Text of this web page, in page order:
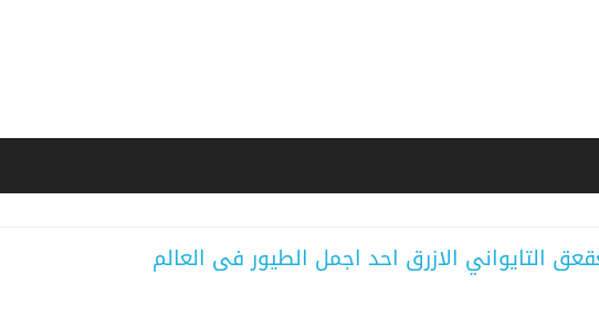
التايواني الازرق احد اجمل الطيور فى العالم